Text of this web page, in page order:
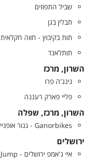
שביל התפוזים
תבלין בגן
תות בקיבוץ - חווה חקלאית
תותלאנד
השרון, מרכז
נינג'ה פרו
פליי פארק רעננה
השרון, מרכז, שפלה
Ganorbikes - גנור אופניים
ירושלים
איי ג'אמפ ירושלים - iJump